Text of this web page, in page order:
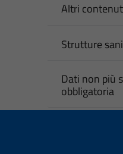
Altri
Strutture
Dati non più
obbligatoria